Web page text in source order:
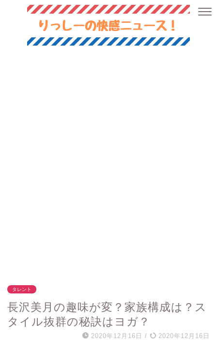
タレント
長沢美月の趣味が変？家族構成は？ス
タイル抜群の秘訣はヨガ？
2020年12月16日 / 2020年12月16日